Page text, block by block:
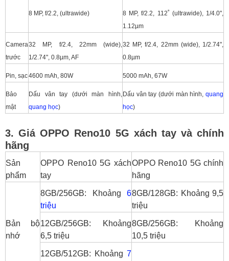
8 MP, f/2.2, (ultrawide)
8 MP, f/2.2, 112˚ (ultrawide), 1/4.0",
1.12µm
Camera
trước
32 MP, f/2.4, 22mm (wide),
1/2.74", 0.8µm, AF
32 MP, f/2.4, 22mm (wide), 1/2.74",
0.8µm
Pin, sạc4600 mAh, 80W 5000 mAh, 67W
Bảo
mật
Dấu vân tay (dưới màn hình,
quang học)
Dấu vân tay (dưới màn hình, quang
học)
3. Giá OPPO Reno10 5G xách tay và chính
hãng
Sản
phẩm
OPPO Reno10 5G xách
tay
OPPO Reno10 5G chính
hãng
Bản bộ
nhớ
8GB/256GB: Khoảng 6
triệu
8GB/128GB: Khoảng 9,5
triệu
12GB/256GB: Khoảng
6,5 triệu
8GB/256GB: Khoảng
10,5 triệu
12GB/512GB: Khoảng 7